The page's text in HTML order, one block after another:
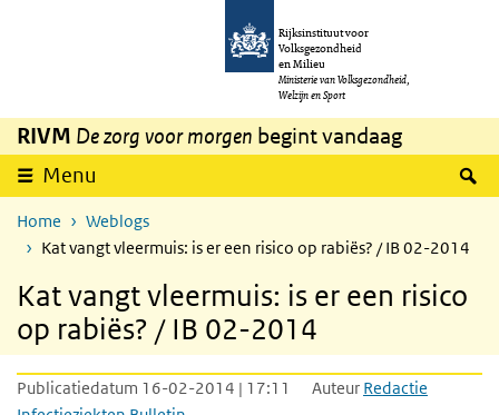
Overslaan en naar de inhoud gaan
Rijksinstituut voor
Volksgezondheid
en Milieu
Ministerie van Volksgezondheid,
Welzijn en Sport
RIVM De zorg voor morgen begint vandaag
Menu
Home
Weblogs
Kat vangt vleermuis: is er een risico op rabiës? / IB 02-2014
Kat vangt vleermuis: is er een risico
op rabiës? / IB 02-2014
Publicatiedatum 16-02-2014 | 17:11 Auteur Redactie